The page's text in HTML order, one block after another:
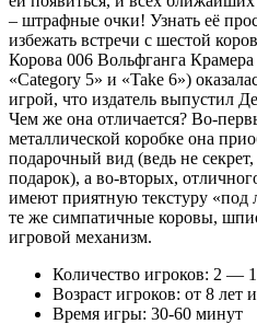
– штрафные очки! Узнать её
избежать встречи с шестой
Корова 006 Вольфганга Крамера
«Category 5» и «Take 6»)
игрой, что издатель выпустил
Чем же она отличается? Во-
металлической коробке она
подарочный вид (ведь не
подарок), а во-вторых,
имеют приятную текстуру «под
те же симпатичные коровы,
игровой механизм.
Количество игроков: 2 —
Возраст игроков: от 8 лет
Время игры: 30-60 минут